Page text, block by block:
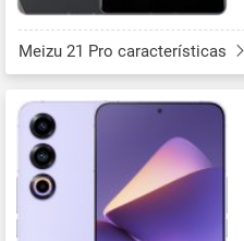
Meizu 21 Pro características